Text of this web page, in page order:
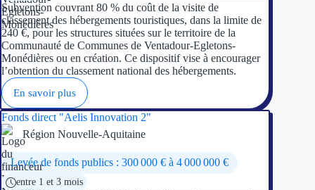
Subvention couvrant 80 % du coût de la visite de
classement des hébergements touristiques, dans la limite de
240 €, pour les structures situées sur le territoire de la
Communauté de Communes de Ventadour-Egletons-
Monédières ou en création. Ce dispositif vise à encourager
l’obtention du classement national des hébergements.
En savoir plus
Fonds direct "Aelis Innovation 2"
Région Nouvelle-Aquitaine
Levée de fonds publics : 300 000 € à 4 000 000 €
entre 1 et 3 mois